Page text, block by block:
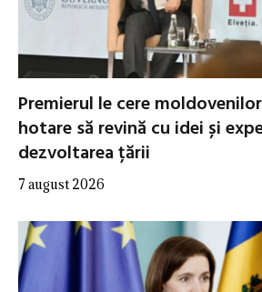
Premierul le cere
hotare să revină cu idei și
dezvoltarea țării
7 august 2026